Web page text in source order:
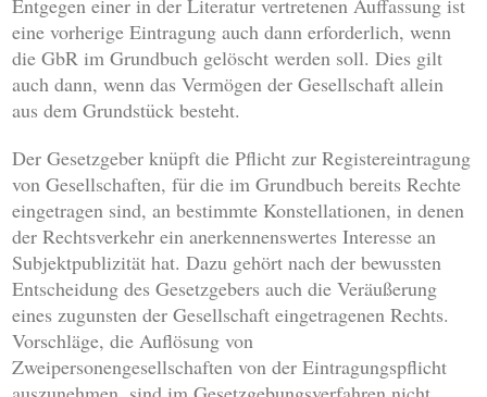
Entgegen einer in der Literatur vertretenen Auffassung ist
eine vorherige Eintragung auch dann erforderlich, wenn
die GbR im Grundbuch gelöscht werden soll. Dies gilt
auch dann, wenn das Vermögen der Gesellschaft allein
aus dem Grundstück besteht.
Der Gesetzgeber knüpft die Pflicht zur Registereintragung
von Gesellschaften, für die im Grundbuch bereits Rechte
eingetragen sind, an bestimmte Konstellationen, in denen
der Rechtsverkehr ein anerkennenswertes Interesse an
Subjektpublizität hat. Dazu gehört nach der bewussten
Entscheidung des Gesetzgebers auch die Veräußerung
eines zugunsten der Gesellschaft eingetragenen Rechts.
Vorschläge, die Auflösung von
Zweipersonengesellschaften von der Eintragungspflicht